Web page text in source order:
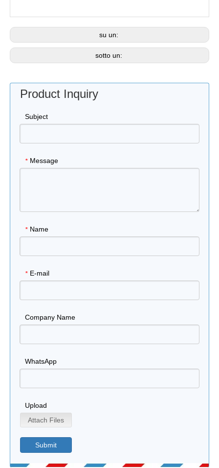
su un:
sotto un:
Product Inquiry
Subject
* Message
* Name
* E-mail
Company Name
WhatsApp
Upload
Attach Files
Submit